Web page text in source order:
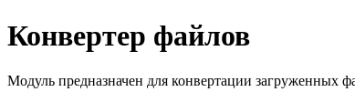
Конвертер файлов
Модуль предназначен для конвертации загруженных